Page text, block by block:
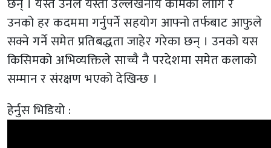
उनको हर कदममा गर्नुपर्ने सहयोग आफ्नो तर्फबाट आफुले
सक्ने गर्ने समेत प्रतिबद्धता जाहेर गरेका छन् । उनको यस
किसिमको अभिव्यक्तिले साच्चै नै परदेशमा समेत कलाको
सम्मान र संरक्षण भएको देखिन्छ ।
हेर्नुस भिडियो :